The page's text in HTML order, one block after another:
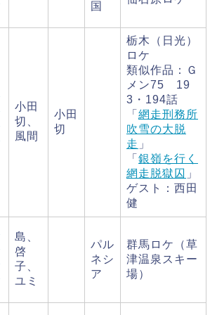
国
小田
切、
風間
小田
切
栃木（日光）
ロケ
類似作品：Ｇ
メン75 19
3・194話
「 網走刑務所
吹雪の大脱
走 」
「 銀嶺を行く
網走脱獄囚 」
ゲスト：西田
健
島、
啓
子、
ユミ
パル
ネシ
ア
群馬ロケ（草
津温泉スキー
場）